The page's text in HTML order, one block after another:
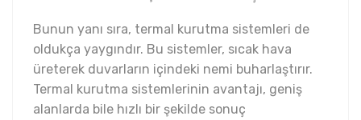
Bunun yanı sıra, termal kurutma sistemleri de
oldukça yaygındır. Bu sistemler, sıcak hava
üreterek duvarların içindeki nemi buharlaştırır.
Termal kurutma sistemlerinin avantajı, geniş
alanlarda bile hızlı bir şekilde sonuç